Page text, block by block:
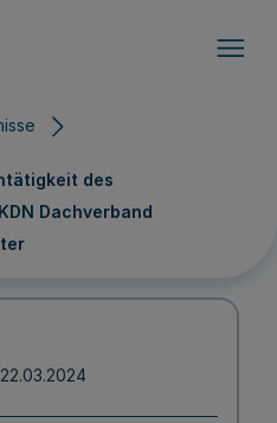
des
Dachverband
22.03.2024